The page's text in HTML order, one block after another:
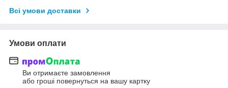
Всі умови доставки
Умови оплати
Ви отримаєте замовлення
або гроші повернуться на вашу картку